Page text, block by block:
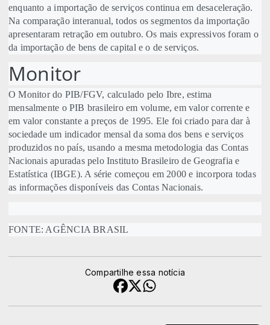
enquanto a importação de serviços continua em desaceleração.
Na comparação interanual, todos os segmentos da importação
apresentaram retração em outubro. Os mais expressivos foram o
da importação de bens de capital e o de serviços.
Monitor
O Monitor do PIB/FGV, calculado pelo Ibre, estima
mensalmente o PIB brasileiro em volume, em valor corrente e
em valor constante a preços de 1995. Ele foi criado para dar à
sociedade um indicador mensal da soma dos bens e serviços
produzidos no país, usando a mesma metodologia das Contas
Nacionais apuradas pelo Instituto Brasileiro de Geografia e
Estatística (IBGE). A série começou em 2000 e incorpora todas
as informações disponíveis das Contas Nacionais.
FONTE: AGÊNCIA BRASIL
Compartilhe essa notícia